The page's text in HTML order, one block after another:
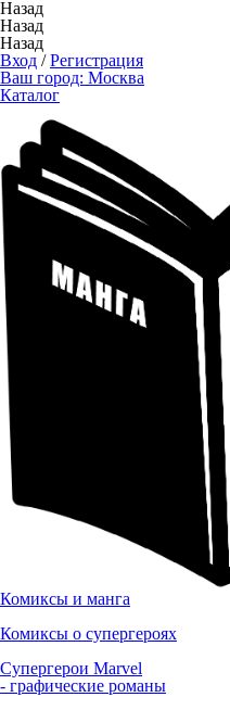
Назад
Назад
Назад
Вход /Регистрация
Ваш город: Москва
Каталог
Комиксы и манга
Комиксы о супергероях
Супергерои Marvel
- графические романы